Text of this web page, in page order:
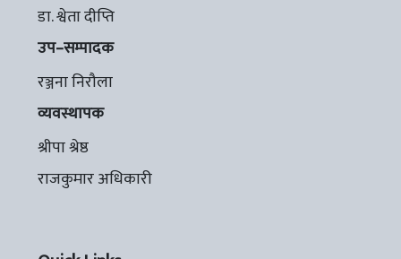
डा. श्वेता दीप्ति
उप–सम्पादक
रञ्जना निरौला
व्यवस्थापक
श्रीपा श्रेष्ठ
राजकुमार अधिकारी